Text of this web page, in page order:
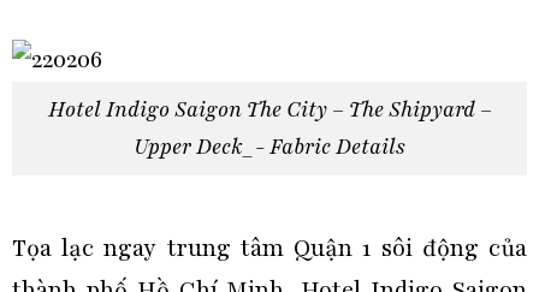
Hotel Indigo Saigon The City – The Shipyard –
Upper Deck_- Fabric Details
Tọa lạc ngay trung tâm Quận 1 sôi động của